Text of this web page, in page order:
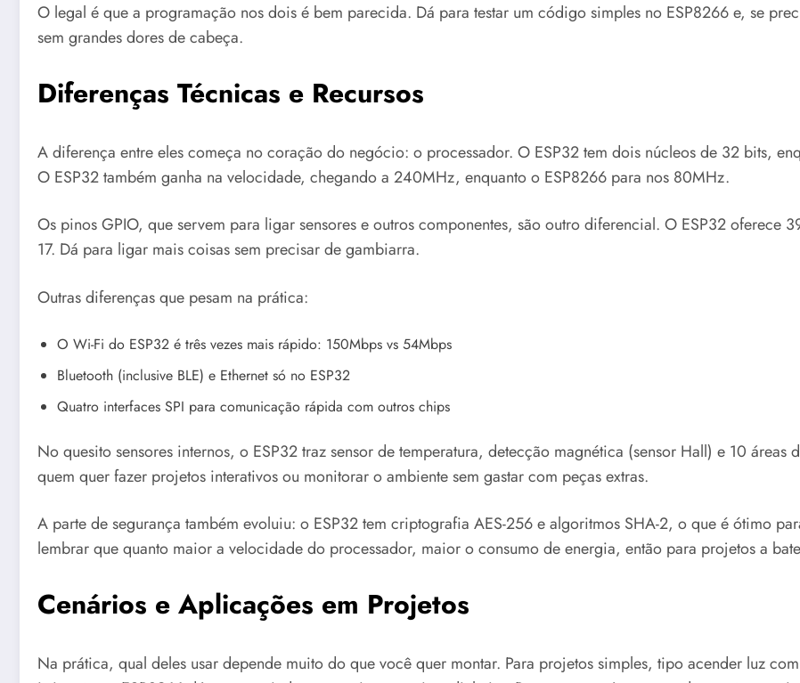
O legal é que a programação nos dois é bem parecida. Dá para testar um código simples no ESP8266 e, se
sem grandes dores de cabeça.
Diferenças Técnicas e Recursos
A diferença entre eles começa no coração do negócio: o processador. O ESP32 tem dois núcleos de 32 bits,
O ESP32 também ganha na velocidade, chegando a 240MHz, enquanto o ESP8266 para nos 80MHz.
Os pinos GPIO, que servem para ligar sensores e outros componentes, são outro diferencial. O ESP32 oferece
17. Dá para ligar mais coisas sem precisar de gambiarra.
Outras diferenças que pesam na prática:
O Wi-Fi do ESP32 é três vezes mais rápido: 150Mbps vs 54Mbps
Bluetooth (inclusive BLE) e Ethernet só no ESP32
Quatro interfaces SPI para comunicação rápida com outros chips
No quesito sensores internos, o ESP32 traz sensor de temperatura, detecção magnética (sensor Hall) e 10
quem quer fazer projetos interativos ou monitorar o ambiente sem gastar com peças extras.
A parte de segurança também evoluiu: o ESP32 tem criptografia AES-256 e algoritmos SHA-2, o que é ótimo
lembrar que quanto maior a velocidade do processador, maior o consumo de energia, então para projetos a
Cenários e Aplicações em Projetos
Na prática, qual deles usar depende muito do que você quer montar. Para projetos simples, tipo acender luz